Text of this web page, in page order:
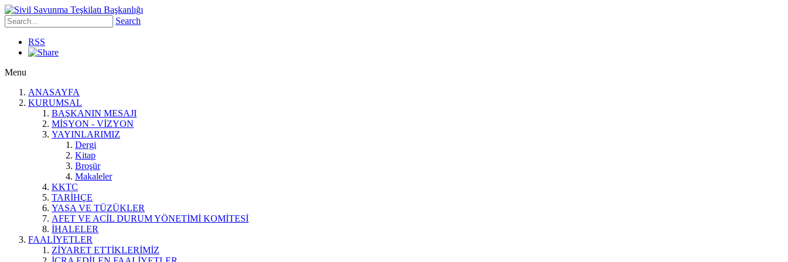
Search
RSS
Menu
ANASAYFA
KURUMSAL
BAŞKANIN MESAJI
MİSYON - VİZYON
YAYINLARIMIZ
Dergi
Kitap
Broşür
Makaleler
KKTC
TARİHÇE
YASA VE TÜZÜKLER
AFET VE ACİL DURUM YÖNETİMİ KOMİTESİ
İHALELER
FAALİYETLER
ZİYARET ETTİKLERİMİZ